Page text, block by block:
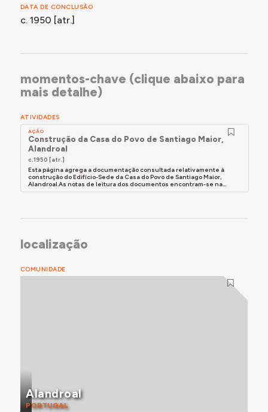
DATA DE CONCLUSÃO
c. 1950 [atr.]
momentos-chave (clique abaixo para
mais detalhe)
ATIVIDADES
AÇÃO
Construção da Casa do Povo de Santiago Maior,
Alandroal
c.1950 [atr.]
Esta página agrega a documentação consultada relativamente à
construção do Edifício-Sede da Casa do Povo de Santiago Maior,
Alandroal.As notas de leitura dos documentos encontram-se na...
localização
COMUNIDADE
Alandroal
PORTUGAL